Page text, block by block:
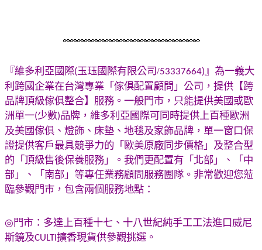
『維多利亞國際(玉珏國際有限公司/53337664)』為一義大
利跨國企業在台灣專業「傢俱配置顧問」公司 ， 提供【跨
品牌頂級傢俱整合】服務。一般門市，只能提供美國或歐
洲單一(少數)品牌，維多利亞國際可同時提供上百種歐洲
及美國傢俱、燈飾、床墊、地毯及家飾品牌，單一窗口保
證提供客戶最具競爭力的「歐美原廠同步價格」及整合型
的「頂級售後保養服務」。我們更配置有「北部」、「中
部」、「南部」等專任業務顧問服務團隊。非常歡迎您蒞
臨參觀門市，包含兩個服務地點：
◎門市：多達上百種十七、十八世紀純手工工法進口 威尼
斯鏡及CULTI 擴香現貨供參觀挑選。